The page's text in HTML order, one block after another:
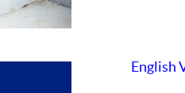
English